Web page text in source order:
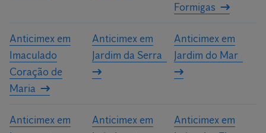
Formigas
Anticimex em
Imaculado
Coração de
Maria
Anticimex em
Jardim da Serra
Anticimex em
Jardim do Mar
Anticimex em
Anticimex em
Anticimex em